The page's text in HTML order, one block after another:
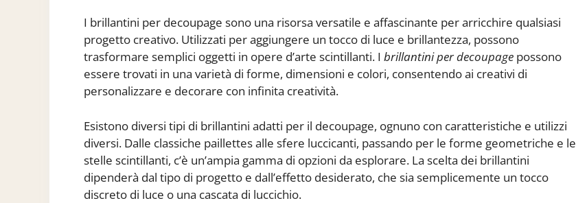
I brillantini per decoupage sono una risorsa versatile e affascinante per arricchire qualsiasi
progetto creativo. Utilizzati per aggiungere un tocco di luce e brillantezza, possono
trasformare semplici oggetti in opere d’arte scintillanti. I brillantini per decoupage possono
essere trovati in una varietà di forme, dimensioni e colori, consentendo ai creativi di
personalizzare e decorare con infinita creatività.
Esistono diversi tipi di brillantini adatti per il decoupage, ognuno con caratteristiche e utilizzi
diversi. Dalle classiche paillettes alle sfere luccicanti, passando per le forme geometriche e le
stelle scintillanti, c’è un’ampia gamma di opzioni da esplorare. La scelta dei brillantini
dipenderà dal tipo di progetto e dall’effetto desiderato, che sia semplicemente un tocco
discreto di luce o una cascata di luccichio.